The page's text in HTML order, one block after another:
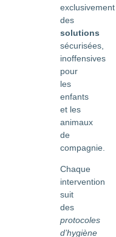
exclusivement
des
solutions
sécurisées,
inoffensives
pour
les
enfants
et les
animaux
de
compagnie.
Chaque
intervention
suit
des
protocoles
d’hygiène